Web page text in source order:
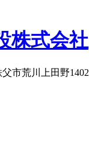
株式会社
市荒川上田野1402